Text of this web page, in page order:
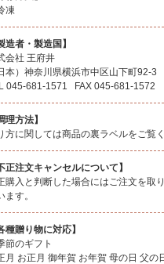
凍
造者・製造国】
会社 王府井
本）神奈川県横浜市中区山下町92-3
045-‎681-1571 FAX 045-‎681-1572
理方法】
方に関しては商品の裏ラベルをご覧
正注文キャンセルについて】
購入と判断した場合にはご注文を取
ます。
種贈り物に対応】
節のギフト
月 お正月 御年賀 お年賀 母の日 父の